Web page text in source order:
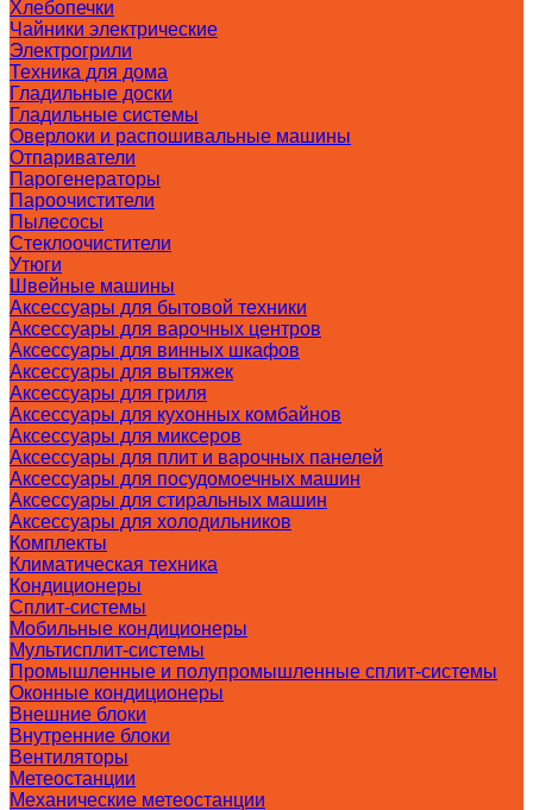
Хлебопечки
Чайники электрические
Электрогрили
Техника для дома
Гладильные доски
Гладильные системы
Оверлоки и распошивальные машины
Отпариватели
Парогенераторы
Пароочистители
Пылесосы
Стеклоочистители
Утюги
Швейные машины
Аксессуары для бытовой техники
Аксессуары для варочных центров
Аксессуары для винных шкафов
Аксессуары для вытяжек
Аксессуары для гриля
Аксессуары для кухонных комбайнов
Аксессуары для миксеров
Аксессуары для плит и варочных панелей
Аксессуары для посудомоечных машин
Аксессуары для стиральных машин
Аксессуары для холодильников
Комплекты
Климатическая техника
Кондиционеры
Сплит-системы
Мобильные кондиционеры
Мультисплит-системы
Промышленные и полупромышленные сплит-системы
Оконные кондиционеры
Внешние блоки
Внутренние блоки
Вентиляторы
Метеостанции
Механические метеостанции